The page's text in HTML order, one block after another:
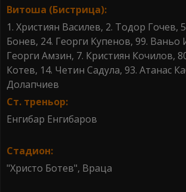
Витоша (Бистрица):
1. Християн Василев, 2. Тодор Гочев,
Бонев, 24. Георги Купенов, 99. Ваньо
Георги Амзин, 7. Кристиян Кочилов,
Котев, 14. Четин Садула, 93. Атанас
Долапчиев
Ст. треньор:
Енгибар Енгибаров
Стадион:
"Христо Ботев", Враца